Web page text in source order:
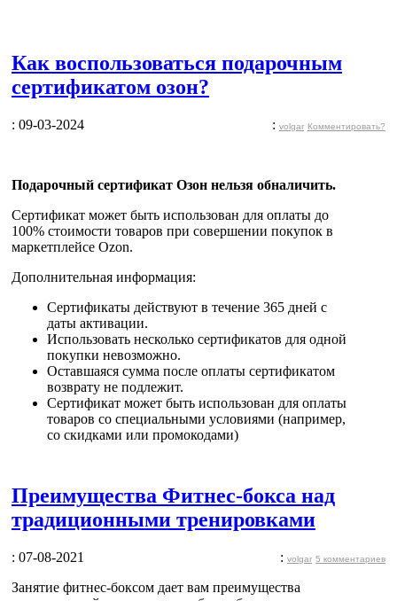
Как воспользоваться подарочным
сертификатом озон?
: 09-03-2024 : volgar Комментировать?
Подарочный сертификат Озон нельзя обналичить.
Сертификат может быть использован для оплаты до
100% стоимости товаров при совершении покупок в
маркетплейсе Ozon.
Дополнительная информация:
Сертификаты действуют в течение 365 дней с
даты активации.
Использовать несколько сертификатов для одной
покупки невозможно.
Оставшаяся сумма после оплаты сертификатом
возврату не подлежит.
Сертификат может быть использован для оплаты
товаров со специальными условиями (например,
со скидками или промокодами)
Преимущества Фитнес-бокса над
традиционными тренировками
: 07-08-2021 : volgar 5 комментариев
Занятие фитнес-боксом дает вам преимущества